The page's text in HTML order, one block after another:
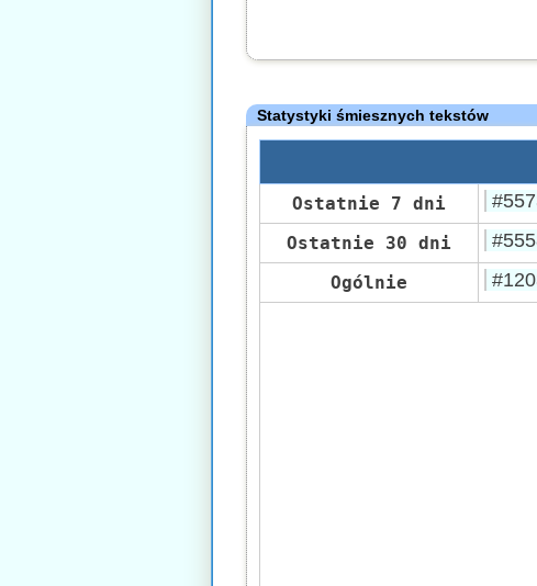
Statystyki śmiesznych tekstów
Ostatnie 7 dni
Ostatnie 30 dni
Ogólnie